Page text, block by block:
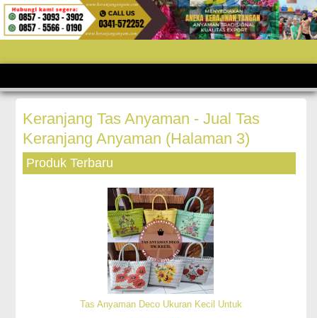
Keranjang Tas Anyaman - Jual Tas
Keranjang Anyaman (Halaman 3)
Produk Terbaru
Tas Anyaman Deco Ukuran Kecil Untuk